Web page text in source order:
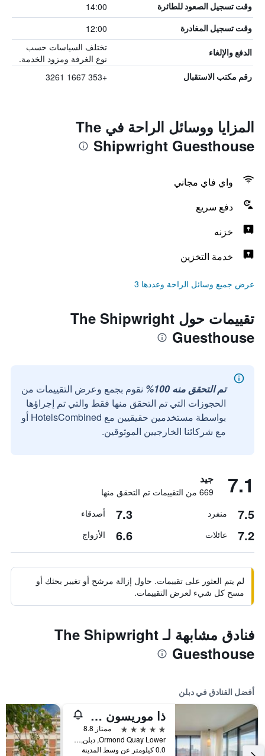
وقت تسجيل الصعود للطائرة 14:00
وقت تسجيل المغادرة 12:00
الدفع والإلغاء
تختلف السياسات حسب
نوع الغرفة ومزود الخدمة.
رقم مكتب الاستقبال +353 1667 3261
المزايا ووسائل الراحة في The
Shipwright Guesthouse
واي فاي مجاني
دفع سريع
خزنه
خدمة التخزين
عرض جميع وسائل الراحة وعددها 3
تقييمات حول The Shipwright
Guesthouse
تم التحقق منه 100%
نقوم بجمع وعرض التقييمات من
الحجوزات التي تم التحقق منها فقط والتي تم إجراؤها
بواسطة مستخدمين حقيقيين مع HotelsCombined أو
مع شركائنا الخارجيين الموثوقين.
7.1 جيد
669 من التقييمات تم التحقق منها
7.5 منفرد 7.3 أصدقاء
7.2 عائلات 6.6 الأزواج
لم يتم العثور على تقييمات. حاول إزالة مرشح أو تغيير بحثك أو
مسح كل شيء لعرض التقييمات.
فنادق مشابهة لـ The Shipwright
Guesthouse
أفضل الفنادق في دبلن
ذا موريسون دوبلين، كوريو كوليكشن باي هيلتون
5 نجوم
ممتاز 8.8
Ormond Quay Lower, دبلن, أيرلندا
0.0 كيلومتر عن وسط المدينة